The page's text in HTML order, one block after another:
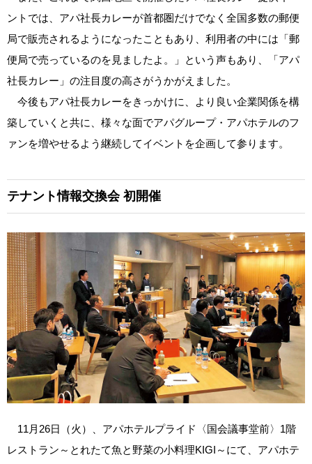
ントでは、アパ社長カレーが首都圏だけでなく全国多数の郵便
局で販売されるようになったこともあり、利用者の中には「郵
便局で売っているのを見ましたよ。」という声もあり、「アパ
社長カレー」の注目度の高さがうかがえました。
今後もアパ社長カレーをきっかけに、より良い企業関係を構
築していくと共に、様々な面でアパグループ・アパホテルのフ
ァンを増やせるよう継続してイベントを企画して参ります。
テナント情報交換会 初開催
11月26日（火）、アパホテルプライド〈国会議事堂前〉1階
レストラン～とれたて魚と野菜の小料理KIGI～にて、アパホテ